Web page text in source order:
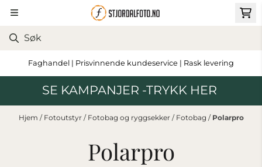
Hopp til innhold
Faghandel | Prisvinnende kundeservice | Rask levering
SE KAMPANJER -TRYKK HER
Hjem / Fotoutstyr / Fotobag og ryggsekker / Fotobag / Polarpro
Polarpro